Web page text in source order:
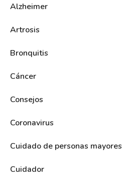
Alzheimer
Artrosis
Bronquitis
Cáncer
Consejos
Coronavirus
Cuidado de personas mayores
Cuidador